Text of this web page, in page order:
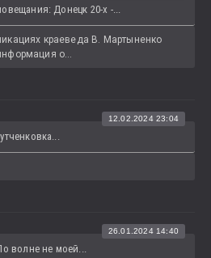
Донецк 20-х -...
краеведа В. Мартыненко
о...
12.02.2024 23:04
волне не моей...
26.01.2024 14:40